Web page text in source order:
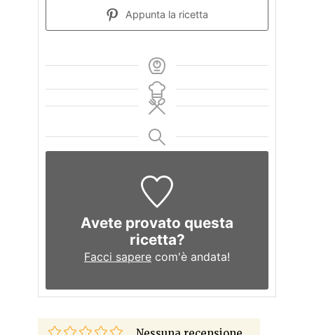
Appunta la ricetta
Avete provato questa
ricetta?
Facci sapere com'è andata!